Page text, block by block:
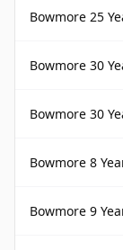
Bowmore 25
Bowmore 30
Bowmore 30
Bowmore 8
Bowmore 9